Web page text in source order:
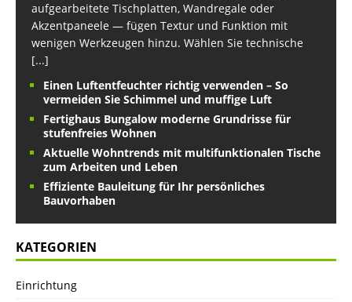
aufgearbeitete Tischplatten, Wandregale oder
Akzentpaneele — fügen Textur und Funktion mit
wenigen Werkzeugen hinzu. Wählen Sie technische
[...]
Einen Luftentfeuchter richtig verwenden – So
vermeiden Sie Schimmel und muffige Luft
Fertighaus Bungalow moderne Grundrisse für
stufenfreies Wohnen
Aktuelle Wohntrends mit multifunktionalen Tische
zum Arbeiten und Leben
Effiziente Bauleitung für Ihr persönliches
Bauvorhaben
KATEGORIEN
Einrichtung